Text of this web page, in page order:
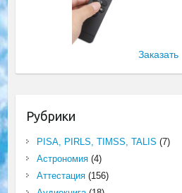
Заказать
Рубрики
PISA, PIRLS, TIMSS, TALIS (7)
Астрономия(4)
Аттестация(156)